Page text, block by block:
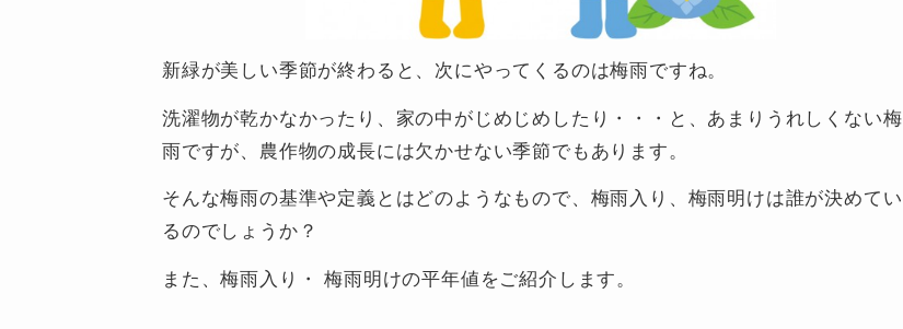
新緑が美しい季節が終わると、次にやってくるのは梅雨ですね。
洗濯物が乾かなかったり、家の中がじめじめしたり・・・と、あまりうれしくない梅
雨ですが、農作物の成長には欠かせない季節でもあります。
そんな梅雨の基準や定義とはどのようなもので、梅雨入り、梅雨明けは誰が決めてい
るのでしょうか？
また、梅雨入り・ 梅雨明けの平年値をご紹介します。